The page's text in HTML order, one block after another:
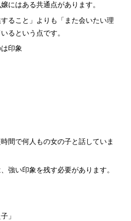
いOK!
な更衣室完備
にはある共通点があります。
ること」よりも「また会いたい理
るという点です。
印象
間で何人もの女の子と話していま
強い印象を残す必要があります。
」